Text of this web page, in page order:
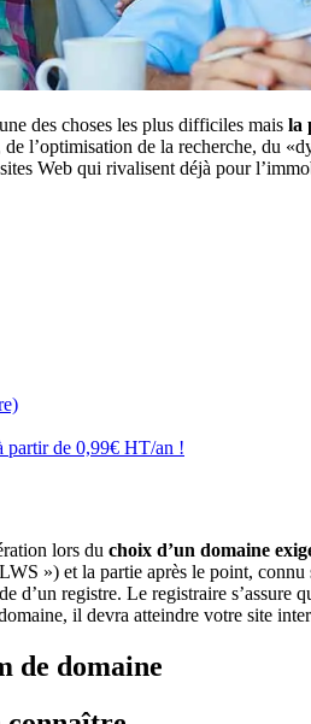
des choses les plus difficiles mais la
l’optimisation de la recherche, du
Web qui rivalisent déjà pour
partir de 0,99€ HT/an !
lors du choix d’un domaine
») et la partie après le point,
d’un registre. Le registraire s’assure
il devra atteindre votre site
de domaine